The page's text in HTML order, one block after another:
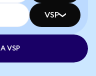
VSP
VSP